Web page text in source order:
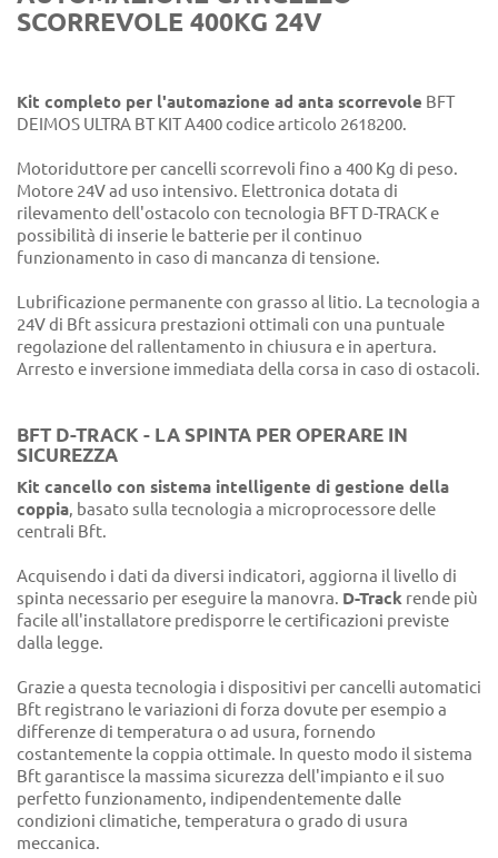
SCORREVOLE 400KG 24V
Kit completo per l'automazione ad anta scorrevole BFT
DEIMOS ULTRA BT KIT A400 codice articolo 2618200.
Motoriduttore per cancelli scorrevoli fino a 400 Kg di peso.
Motore 24V ad uso intensivo. Elettronica dotata di
rilevamento dell'ostacolo con tecnologia BFT D-TRACK e
possibilità di inserie le batterie per il continuo
funzionamento in caso di mancanza di tensione.
Lubrificazione permanente con grasso al litio. La tecnologia a
24V di Bft assicura prestazioni ottimali con una puntuale
regolazione del rallentamento in chiusura e in apertura.
Arresto e inversione immediata della corsa in caso di ostacoli.
BFT D-TRACK - LA SPINTA PER OPERARE IN
SICUREZZA
Kit cancello con sistema intelligente di gestione della
coppia, basato sulla tecnologia a microprocessore delle
centrali Bft.
Acquisendo i dati da diversi indicatori, aggiorna il livello di
spinta necessario per eseguire la manovra. D-Track rende più
facile all'installatore predisporre le certificazioni previste
dalla legge.
Grazie a questa tecnologia i dispositivi per cancelli automatici
Bft registrano le variazioni di forza dovute per esempio a
differenze di temperatura o ad usura, fornendo
costantemente la coppia ottimale. In questo modo il sistema
Bft garantisce la massima sicurezza dell'impianto e il suo
perfetto funzionamento, indipendentemente dalle
condizioni climatiche, temperatura o grado di usura
meccanica.